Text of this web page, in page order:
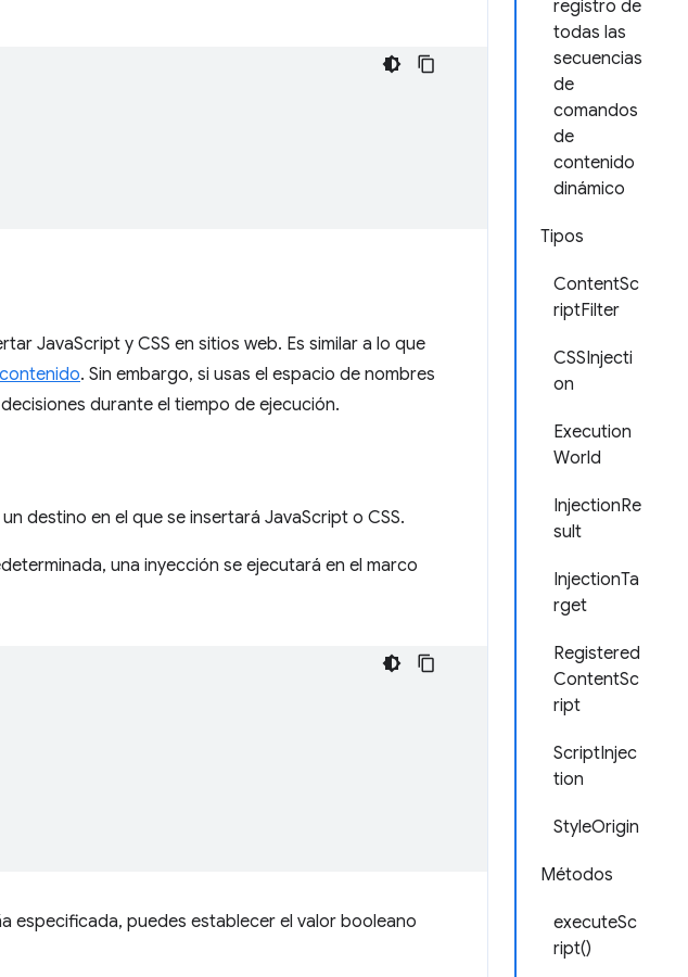
registro de
todas las
secuencias
de
comandos
de
contenido
dinámico
Tipos
ContentSc
riptFilter
CSSInjecti
on
Execution
World
InjectionRe
sult
InjectionTa
rget
Registered
ContentSc
ript
ScriptInjec
tion
StyleOrigin
Métodos
executeSc
ript()
JavaScript y CSS en sitios web. Es similar a lo que
. Sin embargo, si usas el espacio de nombres
durante el tiempo de ejecución.
destino en el que se insertará JavaScript o CSS.
una inyección se ejecutará en el marco
especificada, puedes establecer el valor booleano